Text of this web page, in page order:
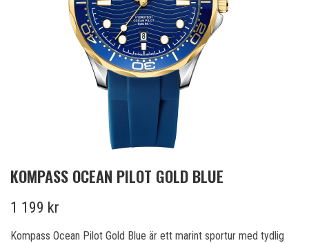
KOMPASS OCEAN PILOT GOLD BLUE
1 199 kr
Kompass Ocean Pilot Gold Blue är ett marint sportur med tydlig